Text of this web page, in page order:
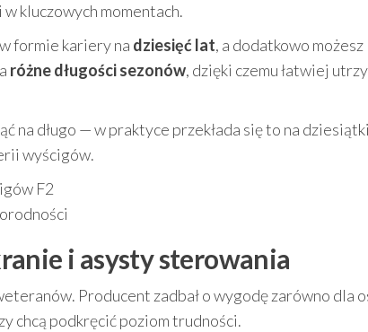
kluczowych momentach.
formie kariery na dziesięć lat, a dodatkowo możesz
różne długości sezonów, dzięki czemu łatwiej
na długo — w praktyce przekłada się to na dziesiątki
wyścigów.
F2
i asysty sterowania
Producent zadbał o wygodę zarówno dla
chcą podkręcić poziom trudności.